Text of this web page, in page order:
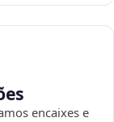
encaixes e